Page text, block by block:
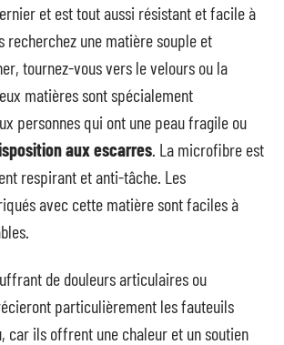
et est tout aussi résistant et facile à
recherchez une matière souple et
tournez-vous vers le velours ou la
matières sont spécialement
personnes qui ont une peau fragile ou
aux escarres . La microfibre est
respirant et anti-tâche. Les
avec cette matière sont faciles à
de douleurs articulaires ou
particulièrement les fauteuils
car ils offrent une chaleur et un soutien